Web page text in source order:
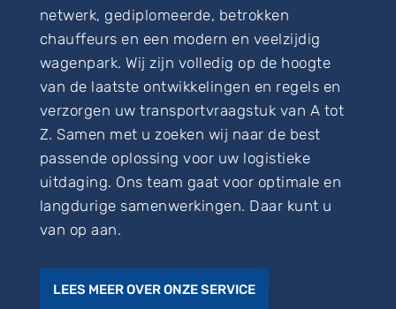
netwerk, gediplomeerde, betrokken
chauffeurs en een modern en veelzijdig
wagenpark. Wij zijn volledig op de hoogte
van de laatste ontwikkelingen en regels en
verzorgen uw transportvraagstuk van A tot
Z. Samen met u zoeken wij naar de best
passende oplossing voor uw logistieke
uitdaging. Ons team gaat voor optimale en
langdurige samenwerkingen. Daar kunt u
van op aan.
LEES MEER OVER ONZE SERVICE